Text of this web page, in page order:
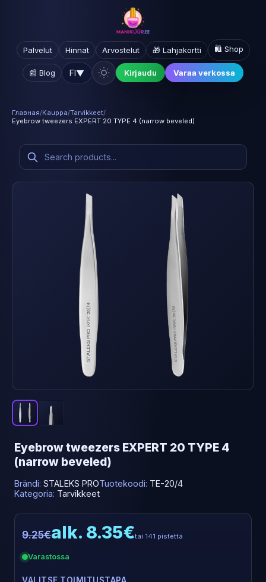
Palvelut Hinnat Arvostelut 🎁 Lahjakortti 🛍️ Shop
📰 Blog FI▼ Kirjaudu Varaa verkossa
Главная/Kauppa/Tarvikkeet/
Eyebrow tweezers EXPERT 20 TYPE 4 (narrow beveled)
Eyebrow tweezers EXPERT 20 TYPE 4
(narrow beveled)
Brändi: STALEKS PROTuotekoodi: TE-20/4
Kategoria: Tarvikkeet
9.25€alk. 8.35€tai 141 pistettä
Varastossa